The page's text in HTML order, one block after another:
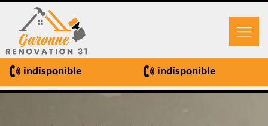
indisponible indisponible